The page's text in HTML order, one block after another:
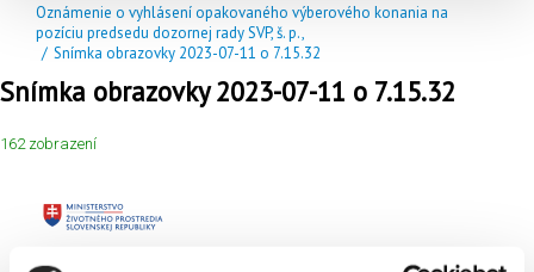
Oznámenie o vyhlásení opakovaného výberového konania na
pozíciu predsedu dozornej rady SVP, š. p.,
/ Snímka obrazovky 2023-07-11 o 7.15.32
Snímka obrazovky 2023-07-11 o 7.15.32
162 zobrazení